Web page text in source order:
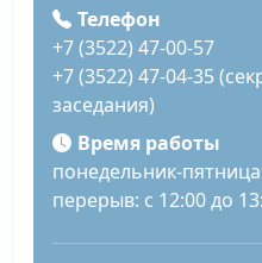
Телефон
+7 (3522) 47-00-57
+7 (3522) 47-04-35
заседания)
Время работы
понедельник-
перерыв: с 12:00 до